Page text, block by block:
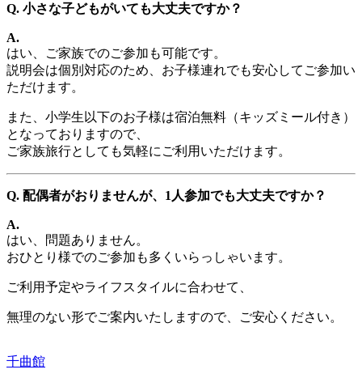
Q. 小さな子どもがいても大丈夫ですか？
A.
はい、ご家族でのご参加も可能です。
説明会は個別対応のため、お子様連れでも安心してご参加い
ただけます。
また、小学生以下のお子様は宿泊無料（キッズミール付き）
となっておりますので、
ご家族旅行としても気軽にご利用いただけます。
Q. 配偶者がおりませんが、1人参加でも大丈夫ですか？
A.
はい、問題ありません。
おひとり様でのご参加も多くいらっしゃいます。
ご利用予定やライフスタイルに合わせて、
無理のない形でご案内いたしますので、ご安心ください。
千曲館